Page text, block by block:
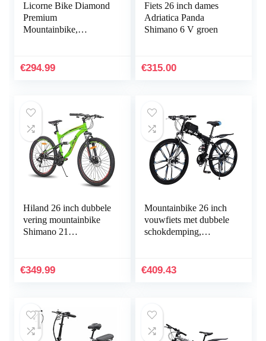
Licorne Bike Diamond
Premium
Mountainbike,
en dames, 21
€294.99
Fiets 26 inch dames
Adriatica Panda
Shimano 6 V groen
€315.00
Hiland 26 inch dubbele
vering mountainbike
Shimano 21
en dames 18 inch…
€349.99
Mountainbike 26 inch
vouwfiets met dubbele
schokdemping,
fietsen, volledig…
€409.43